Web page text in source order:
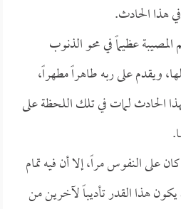
هذا الحادث.
عظيماً في محو الذنوب
ويقدم على ربه طاهراً مطهراً،
الحادث لمات في تلك اللحظة على
على النفوس مراً، إلا أن فيه تمام
هذا القدر تأديباً لآخرين من